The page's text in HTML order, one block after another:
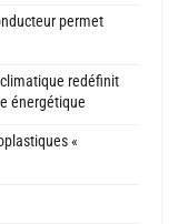
permet
redéfinit
énergétique
«